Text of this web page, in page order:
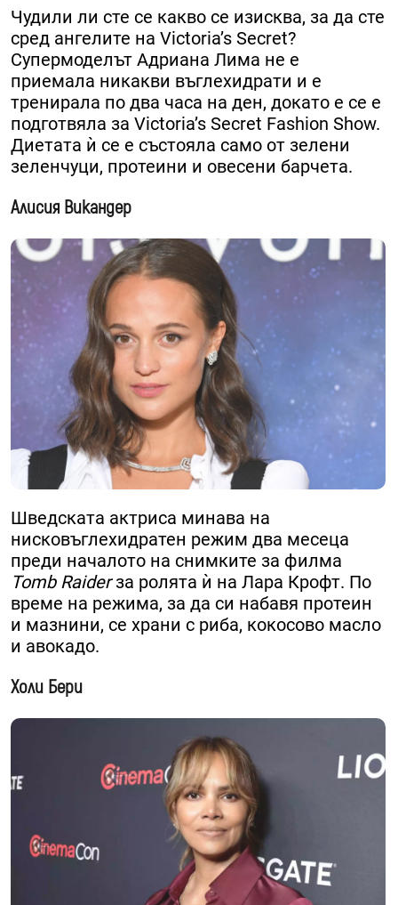
Чудили ли сте се какво се изисква, за да сте
сред ангелите на Victoria’s Secret?
Супермоделът Адриана Лима не е
приемала никакви въглехидрати и е
тренирала по два часа на ден, докато е се е
подготвяла за Victoria’s Secret Fashion Show.
Диетата ѝ се е състояла само от зелени
зеленчуци, протеини и овесени барчета.
Алисия Викандер
Шведската актриса минава на
нисковъглехидратен режим два месеца
преди началото на снимките за филма
Tomb Raiderза ролята ѝ на Лара Крофт. По
време на режима, за да си набавя протеин
и мазнини, се храни с риба, кокосово масло
и авокадо.
Холи Бери